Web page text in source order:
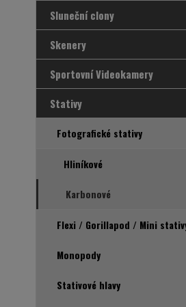
Sluneční clony
Skenery
Sportovní Videokamery
Stativy
Fotografické stativy
Hliníkové
Karbonové
Flexi / Gorillapod / Mini
Monopody
Stativové hlavy